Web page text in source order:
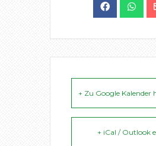
+ Zu Google Kalender
+ iCal / Outlook